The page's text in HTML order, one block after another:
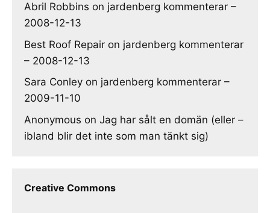
Abril Robbins on jardenberg kommenterar –
2008-12-13
Best Roof Repair on jardenberg kommenterar
– 2008-12-13
Sara Conley on jardenberg kommenterar –
2009-11-10
Anonymous on Jag har sålt en domän (eller –
ibland blir det inte som man tänkt sig)
Creative Commons